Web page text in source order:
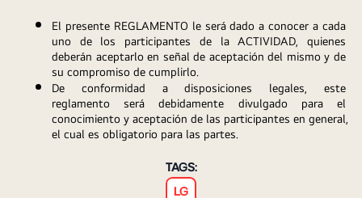
El presente REGLAMENTO le será dado a conocer a cada
uno de los participantes de la ACTIVIDAD, quienes
deberán aceptarlo en señal de aceptación del mismo y de
su compromiso de cumplirlo.
De conformidad a disposiciones legales, este
reglamento será debidamente divulgado para el
conocimiento y aceptación de las participantes en general,
el cual es obligatorio para las partes.
TAGS:
LG